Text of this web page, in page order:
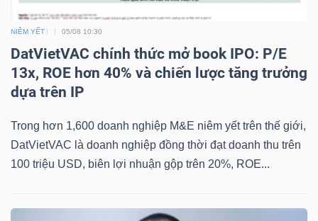
NIÊM YẾT 05/08 10:30
DatVietVAC chính thức mở book IPO: P/E
13x, ROE hơn 40% và chiến lược tăng trưởng
dựa trên IP
Trong hơn 1,600 doanh nghiệp M&E niêm yết trên thế giới,
DatVietVAC là doanh nghiệp đồng thời đạt doanh thu trên
100 triệu USD, biên lợi nhuận gộp trên 20%, ROE...
CHÍNH
CÔNG
THÔNG
TIN